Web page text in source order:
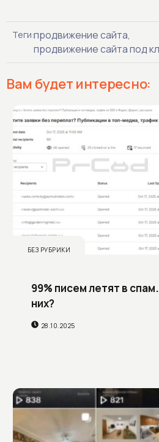
Теги:продвижение сайта,
продвижение сайта под
Вам будет интересно:
БЕЗ РУБРИКИ
99% писем летят в
них?
28.10.2025